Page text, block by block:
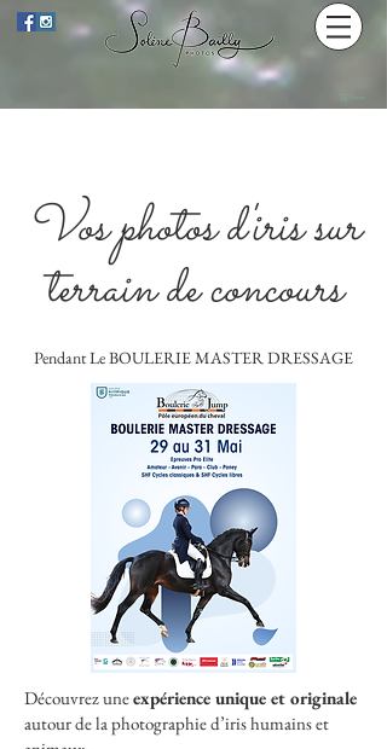
Vos photos d'iris sur
terrain de concours
Pendant Le BOULERIE MASTER DRESSAGE
Découvrez uneexpérience unique et originale
autour de la photographie d’iris humains et